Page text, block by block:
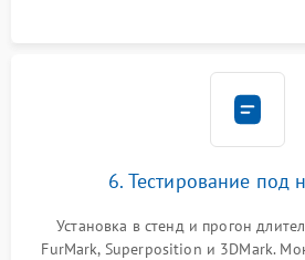
6. Тестирование под
Установка в стенд и прогон
FurMark, Superposition и 3DMark.